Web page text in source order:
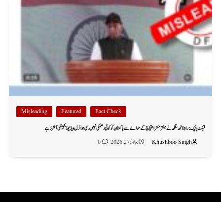
Fact Check
Featured
Misleading
فیکٹ چیک: راجناتھ سنگھ نے جنتر منتر احتجاج کے حوالے سے پاکستان کو کوئی دھمکی نہیں دی؛ وائرل ویڈیو ڈیجیٹلی آلٹرڈ ہے
Khushboo Singh
جولائی 27, 2026 0